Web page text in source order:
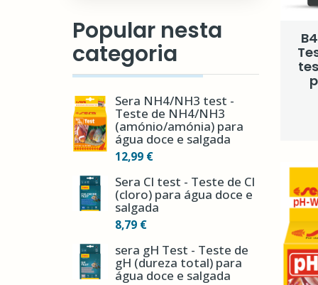
Popular nesta
categoria
Sera NH4/NH3 test -
Teste de NH4/NH3
(amónio/amónia) para
água doce e salgada
12,99 €
Sera Cl test - Teste de Cl
(cloro) para água doce e
salgada
8,79 €
sera gH Test - Teste de
gH (dureza total) para
água doce e salgada